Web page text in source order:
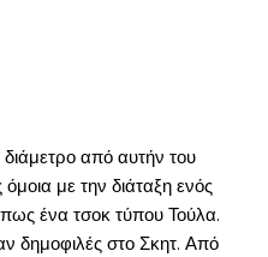
από αυτήν του
με την διάταξη ενός
ένα τσοκ τύπου Τούλα.
δημοφιλές στο Σκητ. Από